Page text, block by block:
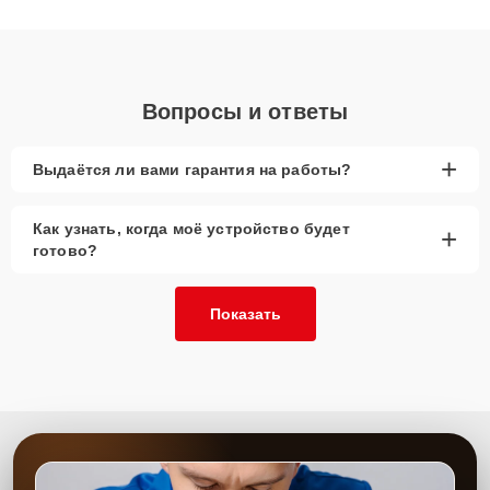
Вопросы и ответы
Выдаётся ли вами гарантия на работы? +
Как узнать, когда моё устройство будет
готово?
+
Показать